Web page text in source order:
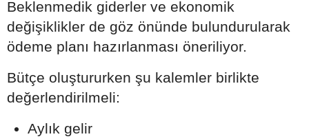
Beklenmedik giderler ve ekonomik
değişiklikler de göz önünde bulundurularak
ödeme planı hazırlanması öneriliyor.
Bütçe oluştururken şu kalemler birlikte
değerlendirilmeli:
Aylık gelir